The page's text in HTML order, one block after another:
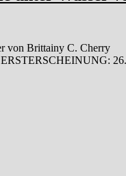
von Brittainy C.